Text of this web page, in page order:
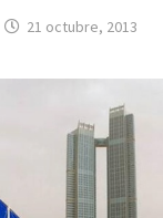
21 octubre, 2013